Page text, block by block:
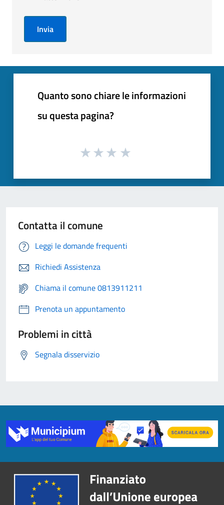
Invia
Quanto sono chiare le informazioni
su questa pagina?
Contatta il comune
Leggi le domande frequenti
Richiedi Assistenza
Chiama il comune 0813911211
Prenota un appuntamento
Problemi in città
Segnala disservizio